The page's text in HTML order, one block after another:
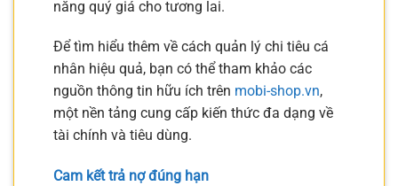
năng quý giá cho tương lai.
Để tìm hiểu thêm về cách quản lý chi tiêu cá
nhân hiệu quả, bạn có thể tham khảo các
nguồn thông tin hữu ích trên mobi-shop.vn,
một nền tảng cung cấp kiến thức đa dạng về
tài chính và tiêu dùng.
Cam kết trả nợ đúng hạn